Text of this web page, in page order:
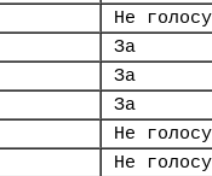
Не
За
За
За
Не
Не